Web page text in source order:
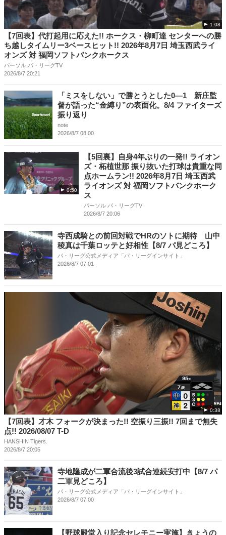
1:08
【7回表】代打起用に応えた!! ホークス・柳町達 センターへの勝
ち越しタイムリー3ベースヒット!! 2026年8月7日 埼玉西武ライ
オンズ 対 福岡ソフトバンクホークス
パーソル パ・リーグTV
2026/8/7 20:21
「ミスをしない」で勝とうとした0―1 新庄監
督が語った“金縛り”の表面化。8/4 ファイターズ
振り返り
note
2026/8/7 08:00
0:50
【5回裏】自身4年ぶりの一発!! ライオン
ズ・柘植世那 振り抜いた打球は貴重な同
点ホームラン!! 2026年8月7日 埼玉西武
ライオンズ 対 福岡ソフトバンクホーク
ス
パーソル パ・リーグTV
2026/8/7 20:06
寺西成騎との前回対戦でHRのソトに期待 山中
稜真は千葉ロッテと好相性【8/7 パ見どころ】
パ・リーグ公式メディア「パ・リーグインサイト」
2026/8/7 07:01
0:38
【7回表】才木 フォークが決まった!! 空振り三振!! 7回まで無失
点!! 2026/08/07 T-D
HANSHIN Tigers.
2026/8/7 20:05
寺地隆成が二軍合流後3試合連続安打中【8/7 パ
二軍見どころ】
パ・リーグ公式メディア「パ・リーグインサイト」
2026/8/7 07:00
【野球殿堂入り記念セレモニー実施】きょうの